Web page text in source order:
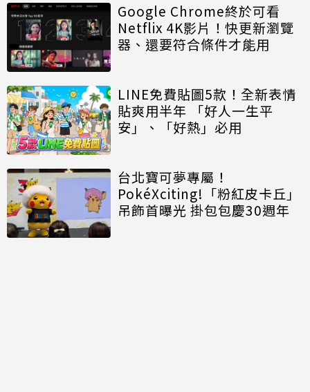
Google Chrome終於可看
Netflix 4K影片！快更新瀏覽
器、還要符合條件才能用
LINE免費貼圖5款！全新表情
貼爽用半年 「好人一生平
安」、「好熱」必用
台北寶可夢專屬！
PokéXciting!「粉紅皮卡丘」
吊飾首曝光 掛包包慶30週年